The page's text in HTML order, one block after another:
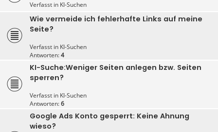
Verfasst in KI-Suchen
Wie vermeide ich fehlerhafte Links auf meine
Seite?
Verfasst in KI-Suchen
Antworten:4
KI-Suche:Weniger Seiten anlegen bzw. Seiten
sperren?
Verfasst in KI-Suchen
Antworten:6
Google Ads Konto gesperrt: Keine Ahnung
wieso?